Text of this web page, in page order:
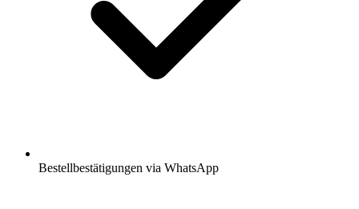
Bestellbestätigungen via WhatsApp